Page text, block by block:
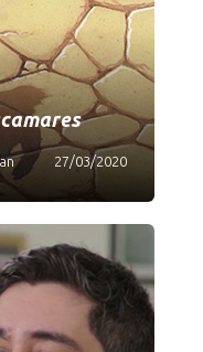
27/03/2020